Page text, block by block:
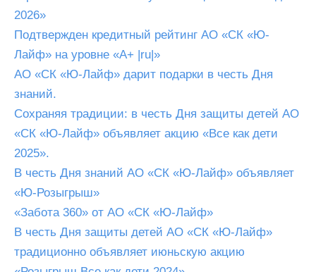
2026»
Подтвержден кредитный рейтинг АО «СК «Ю-
Лайф» на уровне «A+ |ru|»
АО «СК «Ю-Лайф» дарит подарки в честь Дня
знаний.
Сохраняя традиции: в честь Дня защиты детей АО
«СК «Ю-Лайф» объявляет акцию «Все как дети
2025».
В честь Дня знаний АО «СК «Ю-Лайф» объявляет
«Ю-Розыгрыш»
«Забота 360» от АО «СК «Ю-Лайф»
В честь Дня защиты детей АО «СК «Ю-Лайф»
традиционно объявляет июньскую акцию